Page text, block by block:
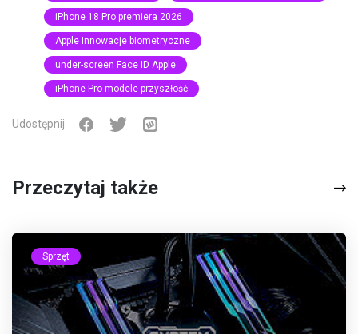
iPhone 18 Pro premiera 2026
Apple innowacje biometryczne
under-screen Face ID Apple
iPhone Pro modele przyszłość
Udostępnij
Przeczytaj także
Sprzęt